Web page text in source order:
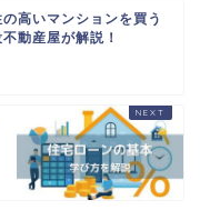
の高いマンションを買う
動産屋が解説！